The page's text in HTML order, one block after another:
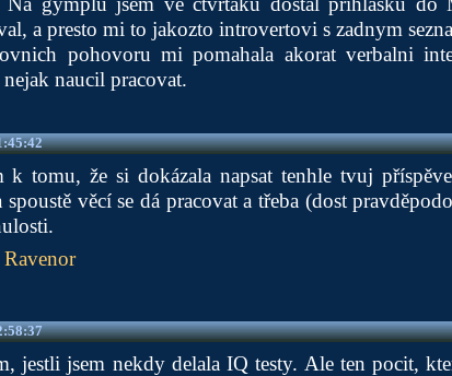
a presto mi to jakozto introvertovi s zadnym
pohovoru mi pomahala akorat verbalni
naucil pracovat.
k tomu, že si dokázala napsat tenhle tvuj
spoustě věcí se dá pracovat a třeba (dost
Ravenor
jestli jsem nekdy delala IQ testy. Ale ten pocit,